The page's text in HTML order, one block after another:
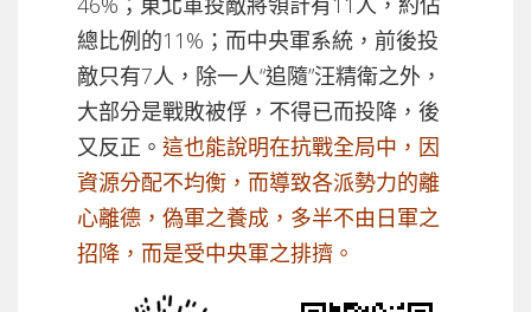
總比例的11%；而中央軍系統，前後投
敵只有7人，除一人“追隨”汪精衛之外，
大部分是戰敗被俘，不得已而投降，後
又反正。 這也能說明在抗戰全局中，因
資源分配不均衡，而導致各派勢力的離
心離德，偽軍之養成，多半不由日軍之
招降，而是受中央軍之排擠。